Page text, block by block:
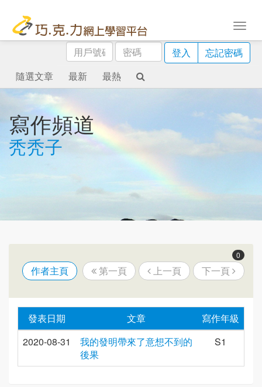
用
戶
號
碼
密
碼
登入
忘記密碼
隨選文章
最新 最熱
寫作頻道
秃秃子
0
作者主頁 第一頁 上一頁 下一頁
發表日期 文章
寫作年級
2020-08-31
我的發明帶來了意想不到的
後果
S1